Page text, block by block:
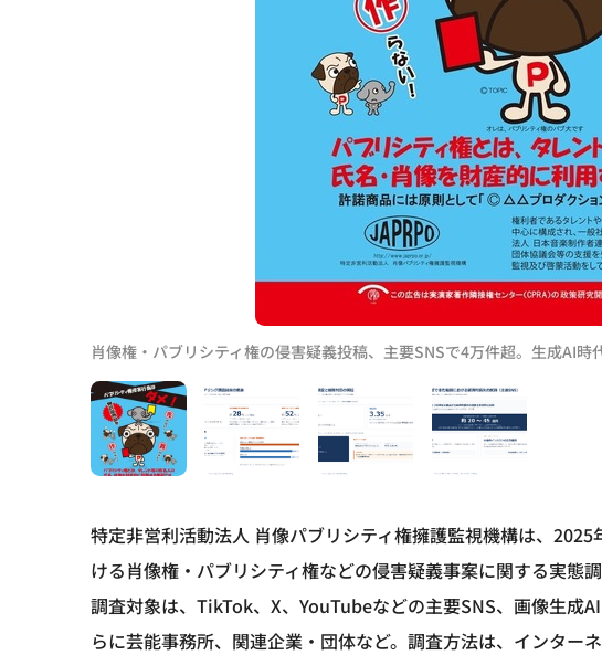
肖像権・パブリシティ権の侵害疑義投稿、主要SNSで4万件超。生成AI
特定非営利活動法人 肖像パブリシティ権擁護監視機構は、
ける肖像権・パブリシティ権などの侵害疑義事案に関する実態調
調査対象は、TikTok、X、YouTubeなどの主要SNS、画像生成
らに芸能事務所、関連企業・団体など。調査方法は、インター